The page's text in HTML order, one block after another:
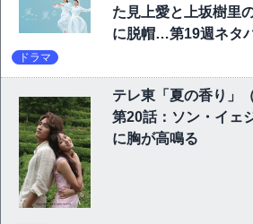
た見上愛と上坂樹里
に脱帽…第19週ネタ
ドラマ
テレ東「夏の香り」
第20話：ソン・イェ
に胸が高鳴る